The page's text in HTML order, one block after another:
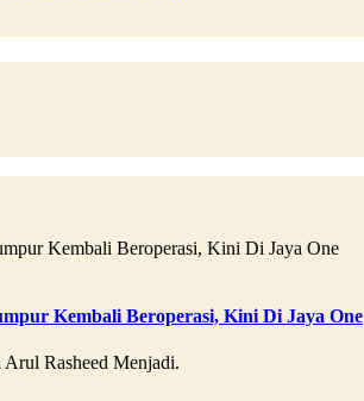
Kembali Beroperasi, Kini Di Jaya One